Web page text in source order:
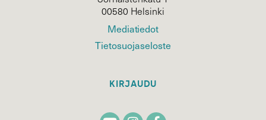
00580 Helsinki
Mediatiedot
Tietosuojaseloste
KIRJAUDU